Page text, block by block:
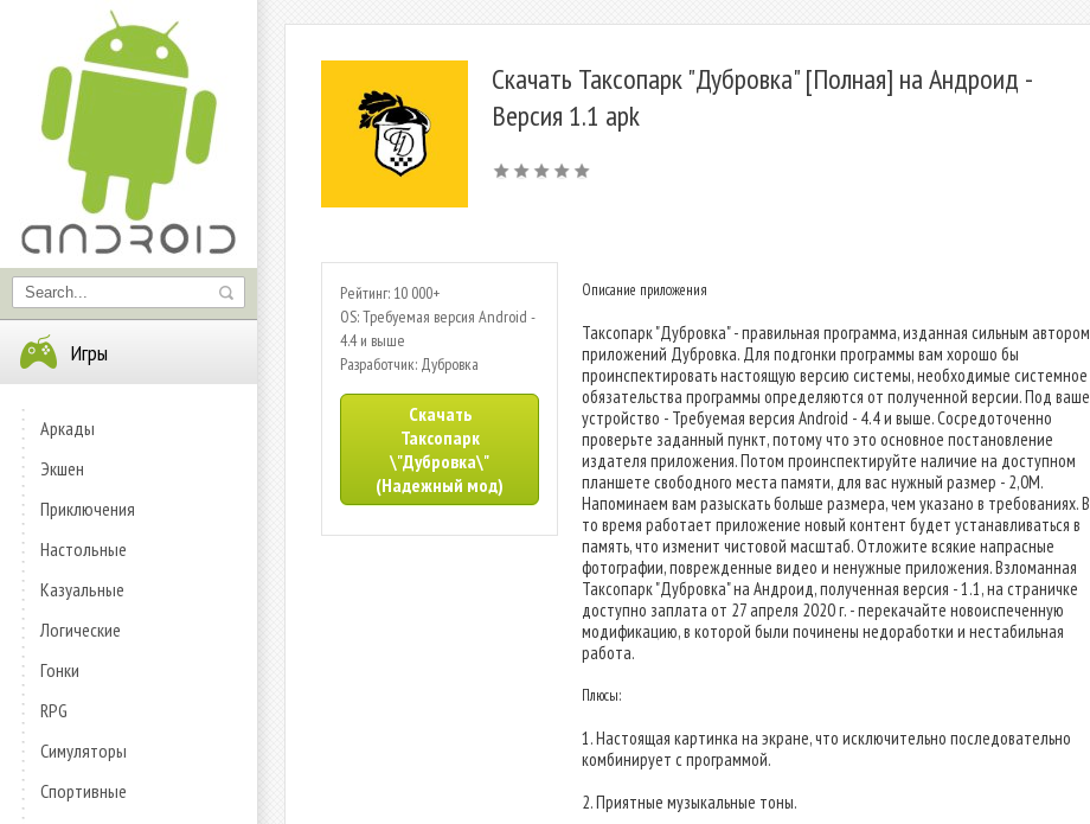
Игры
Аркады
Экшен
Приключения
Настольные
Казуальные
Логические
Гонки
RPG
Симуляторы
Спортивные
Скачать Таксопарк "Дубровка" [Полная] на Андроид -
Версия 1.1 apk
Рейтинг: 10 000+
OS: Требуемая версия Android -
4.4 и выше
Разработчик: Дубровка
Скачать
Таксопарк
\"Дубровка\"
(Надежный мод)
Описание приложения
Таксопарк "Дубровка" - правильная программа, изданная сильным автором
приложений Дубровка. Для подгонки программы вам хорошо бы
проинспектировать настоящую версию системы, необходимые системное
обязательства программы определяются от полученной версии. Под ваше
устройство - Требуемая версия Android - 4.4 и выше. Сосредоточенно
проверьте заданный пункт, потому что это основное постановление
издателя приложения. Потом проинспектируйте наличие на доступном
планшете свободного места памяти, для вас нужный размер - 2,0M.
Напоминаем вам разыскать больше размера, чем указано в требованиях. В
то время работает приложение новый контент будет устанавливаться в
память, что изменит чистовой масштаб. Отложите всякие напрасные
фотографии, поврежденные видео и ненужные приложения. Взломанная
Таксопарк "Дубровка" на Андроид, полученная версия - 1.1, на страничке
доступно заплата от 27 апреля 2020 г. - перекачайте новоиспеченную
модификацию, в которой были починены недоработки и нестабильная
работа.
Плюсы:
1. Настоящая картинка на экране, что исключительно последовательно
комбинирует с программой.
2. Приятные музыкальные тоны.